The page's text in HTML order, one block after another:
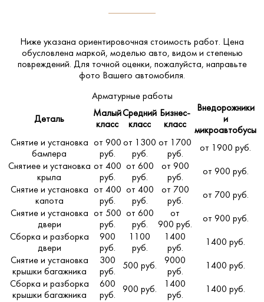
Ниже указана ориентировочная стоимость работ. Цена
обусловлена маркой, моделью авто, видом и степенью
повреждений. Для точной оценки, пожалуйста, направьте
фото Вашего автомобиля.
Арматурные работы
Деталь
Малый
класс
Средний
класс
Бизнес-
класс
Внедорожники
и
микроавтобусы
Снятие и установка
бампера
от 900
руб.
от 1300
руб.
от 1700
руб.
от 1900 руб.
Снятиее и установка
крыла
от 400
руб.
от 600
руб.
от 900
руб.
от 900 руб.
Снятие и установка
капота
от 400
руб.
от 400
руб.
от 700
руб.
от 700 руб.
Снятие и установка
двери
от 500
руб.
от 600
руб.
от
900 руб.
от 900 руб.
Сборка и разборка
двери
900
руб.
1100
руб.
1400
руб.
1400 руб.
Снятие и установка
крышки багажника
300
руб.
500 руб.
9000
руб.
1400 руб.
Сборка и разборка
крышки багажника
600
руб.
900 руб.
1400
руб.
1400 руб.